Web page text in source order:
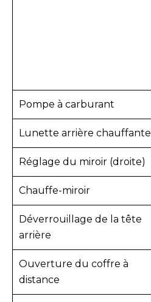
Pompe à carburant
Lunette arrière chauffante
Réglage du miroir (droite)
Chauffe-miroir
Déverrouillage de la tête
arrière
Ouverture du coffre à
distance